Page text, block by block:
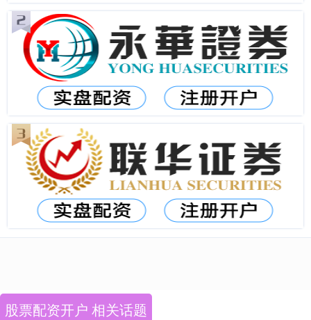
股票配资开户 相关话题